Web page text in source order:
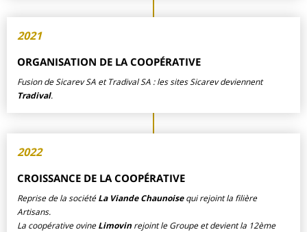
2021
ORGANISATION DE LA COOPÉRATIVE
Fusion de Sicarev SA et Tradival SA : les sites Sicarev deviennent
Tradival.
2022
CROISSANCE DE LA COOPÉRATIVE
Reprise de la sociétéLa Viande Chaunoisequi rejoint la filière
Artisans.
La coopérative ovineLimovin rejoint le Groupe et devient la 12ème